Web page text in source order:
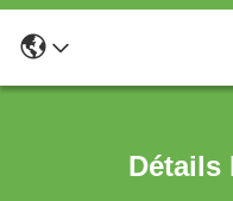
Détails